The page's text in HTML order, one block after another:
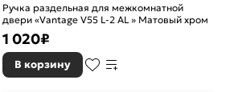
Ручка раздельная для межкомнатной
двери «Vantage V55 L-2 AL » Матовый хром
1 020₽
В корзину